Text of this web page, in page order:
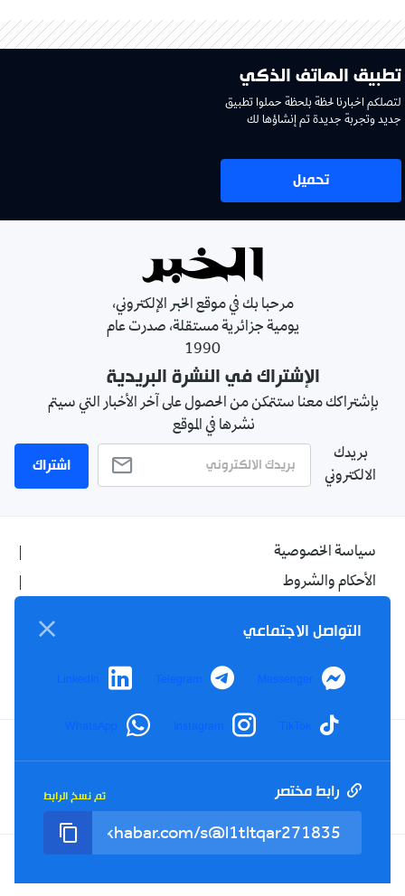
تطبيق الهاتف الذكي
لتصلكم اخبارنا لحظة بلحظة حملوا تطبيق
جديد وتجربة جديدة تم إنشاؤها لك
تحميل
مرحبا بك في موقع الخبر الإلكتروني،
يومية جزائرية مستقلة، صدرت عام
1990
الإشتراك في النشرة البريدية
بإشتراكك معنا ستتمكن من الحصول على آخر الأخبار التي سيتم
نشرها في الموقع
بريدك
الالكتروني
اشتراك
سياسة الخصوصية
الأحكام والشروط
اتصل بنا
من نحن
Facebook
YouTube
TikTok
Twitter
Tel : +213(0)023 31 69 04 - eMail :info@elkhabar.com
التواصل الاجتماعي
Messenger
Telegram
LinkedIn
TikTok
Instagram
WhatsApp
رابط مختصر تم نسخ الرابط